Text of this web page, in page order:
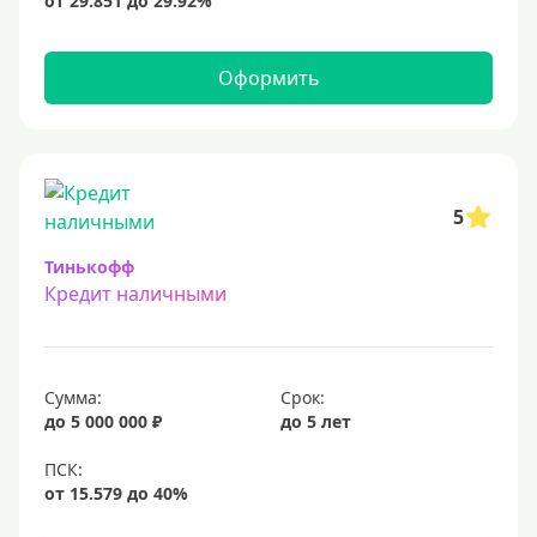
15 млн
20 млн
50 миллионов
Меньше 1 млн (руб)
15000 руб
18000 руб
20 тысяч
Оформить
5
Тинькофф
Кредит наличными
Сумма:
до 5 000 000 ₽
Срок:
до 5 лет